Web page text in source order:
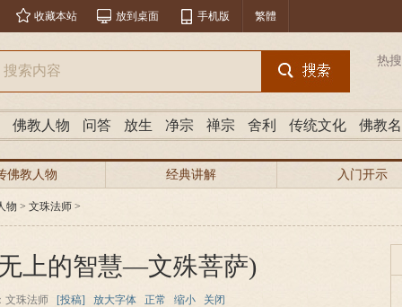
收藏本站 放到桌面 手机版 繁體
热搜
佛教人物 问答 放生 净宗 禅宗 舍利 传统文化 佛教
佛教人物 经典讲解 入门开示
物 > 文珠法师 >
上的智慧—文殊菩萨)
文珠法师 [投稿] 放大字体 正常 缩小 关闭